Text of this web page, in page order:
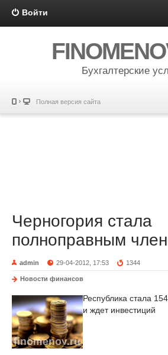
Войти
Бухгалтерские
Полная версия сайта
Черногория стала
полноправным
admin 29-04-2012, 17:53 1344
Новости финансов
Республика стала
и ждет инвестиций